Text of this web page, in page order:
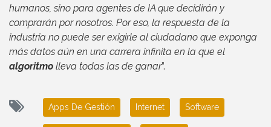
humanos, sino para agentes de IA que decidirán y
comprarán por nosotros. Por eso, la respuesta de la
industria no puede ser exigirle al ciudadano que exponga
más datos aún en una carrera infinita en la que el
algoritmo lleva todas las de ganar”.
Apps De Gestión Internet Software